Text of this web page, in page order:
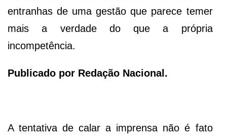
entranhas de uma gestão que parece temer
mais a verdade do que a própria
incompetência.
Publicado por Redação Nacional.
A tentativa de calar a imprensa não é fato